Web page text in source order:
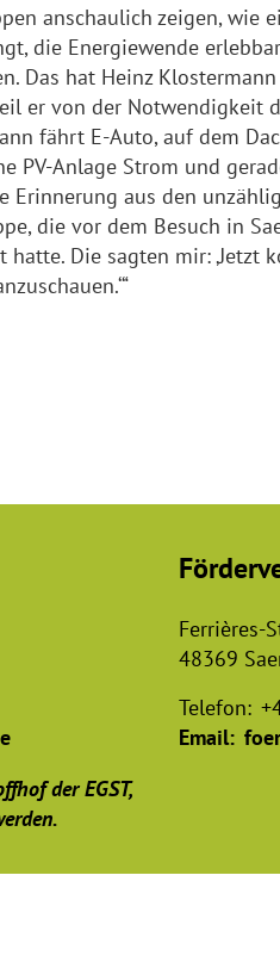
anschaulich zeigen, wie
die Energiewende
Das hat Heinz
er von der Notwendigkeit
fährt E-Auto, auf dem
PV-Anlage Strom und
Erinnerung aus den
die vor dem Besuch in
hatte. Die sagten mir: ‚Jetzt
der EGST,
Ferrières-
48369
Telefon:
Email: